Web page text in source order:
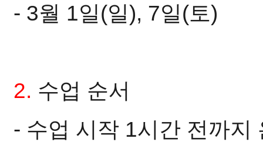
- 3월 1일(일), 7일(토)
2. 수업 순서
- 수업 시작 1시간 전까지